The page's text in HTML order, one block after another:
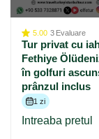
5.00 3 Evaluare
Tur privat cu
Fethiye
în golfuri
prânzul inclus
1 zi
Intreaba pretul